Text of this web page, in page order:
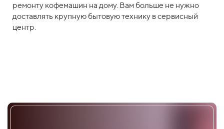
ремонту кофемашин на дому. Вам больше не нужно
доставлять крупную бытовую технику в сервисный
центр.